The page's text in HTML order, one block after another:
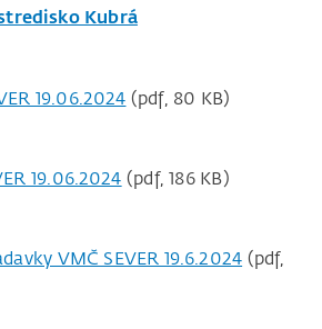
Kubrá
19.06.2024 (pdf, 80 KB)
19.06.2024 (pdf, 186 KB)
VMČ SEVER 19.6.2024 (pdf,